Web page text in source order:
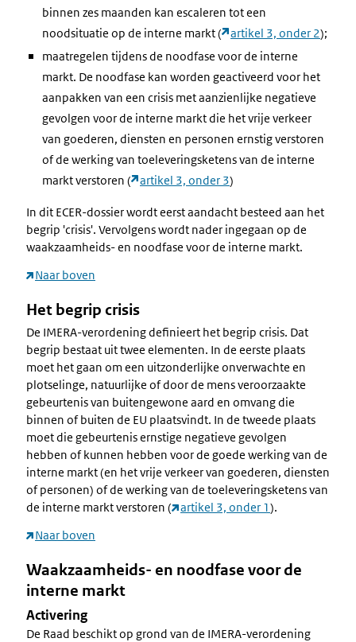
binnen zes maanden kan escaleren tot een
noodsituatie op de interne markt (
artikel 3, onder 2);
maatregelen tijdens de noodfase voor de interne
markt. De noodfase kan worden geactiveerd voor het
aanpakken van een crisis met aanzienlijke negatieve
gevolgen voor de interne markt die het vrije verkeer
van goederen, diensten en personen ernstig verstoren
of de werking van toeleveringsketens van de interne
markt verstoren (
artikel 3, onder 3)
In dit ECER-dossier wordt eerst aandacht besteed aan het
begrip 'crisis'. Vervolgens wordt nader ingegaan op de
waakzaamheids- en noodfase voor de interne markt.
Naar boven
Het begrip crisis
De IMERA-verordening definieert het begrip crisis. Dat
begrip bestaat uit twee elementen. In de eerste plaats
moet het gaan om een uitzonderlijke onverwachte en
plotselinge, natuurlijke of door de mens veroorzaakte
gebeurtenis van buitengewone aard en omvang die
binnen of buiten de EU plaatsvindt. In de tweede plaats
moet die gebeurtenis ernstige negatieve gevolgen
hebben of kunnen hebben voor de goede werking van de
interne markt (en het vrije verkeer van goederen, diensten
of personen) of de werking van de toeleveringsketens van
de interne markt verstoren (
artikel 3, onder 1).
Naar boven
Waakzaamheids- en noodfase voor de
interne markt
Activering
De Raad beschikt op grond van de IMERA-verordening